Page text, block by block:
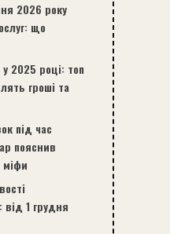
2026 року
що
2025 році: топ
гроші та
під час
пояснив
міфи
від 1 грудня